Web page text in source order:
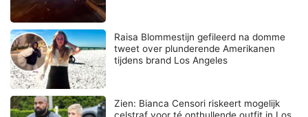
Raisa Blommestijn gefileerd na domme
tweet over plunderende Amerikanen
tijdens brand Los Angeles
Zien: Bianca Censori riskeert mogelijk